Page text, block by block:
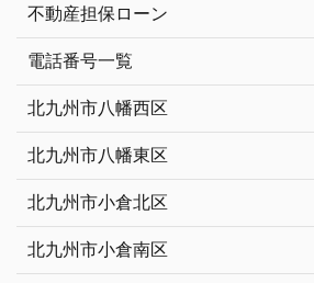
不動産担保ローン
電話番号一覧
北九州市八幡西区
北九州市八幡東区
北九州市小倉北区
北九州市小倉南区